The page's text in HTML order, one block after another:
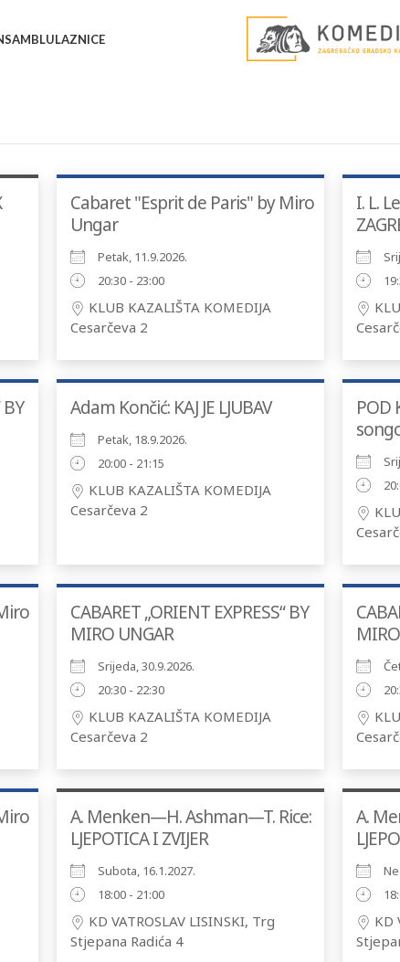
ULAZNICE
Cabaret "Esprit de Paris" by Miro
Ungar
Petak, 11.9.2026.
20:30 - 23:00
KLUB KAZALIŠTA KOMEDIJA
Cesarčeva 2
I. L.
BY
Adam Končić: KAJ JE LJUBAV
Petak, 18.9.2026.
20:00 - 21:15
KLUB KAZALIŠTA KOMEDIJA
Cesarčeva 2
POD
CABARET „ORIENT EXPRESS“ BY
MIRO UNGAR
Srijeda, 30.9.2026.
20:30 - 22:30
KLUB KAZALIŠTA KOMEDIJA
Cesarčeva 2
A. Menken—H. Ashman—T. Rice:
LJEPOTICA I ZVIJER
Subota, 16.1.2027.
18:00 - 21:00
KD VATROSLAV LISINSKI, Trg
Stjepana Radića 4
A.
KD